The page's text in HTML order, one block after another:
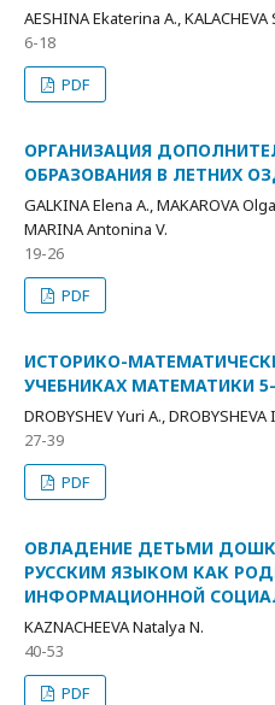
AESHINA Ekaterina A.,
6-18
PDF
ОРГАНИЗАЦИЯ
ОБРАЗОВАНИЯ В ЛЕТНИХ
GALKINA Elena A., MAKAROVA
MARINA Antonina V.
19-26
PDF
ИСТОРИКО-
УЧЕБНИКАХ МАТЕМАТИКИ
DROBYSHEV Yuri A., DROBYSHEVA
27-39
PDF
ОВЛАДЕНИЕ ДЕТЬМИ
РУССКИМ ЯЗЫКОМ КАК
ИНФОРМАЦИОННОЙ
KAZNACHEEVA Natalya N.
40-53
PDF